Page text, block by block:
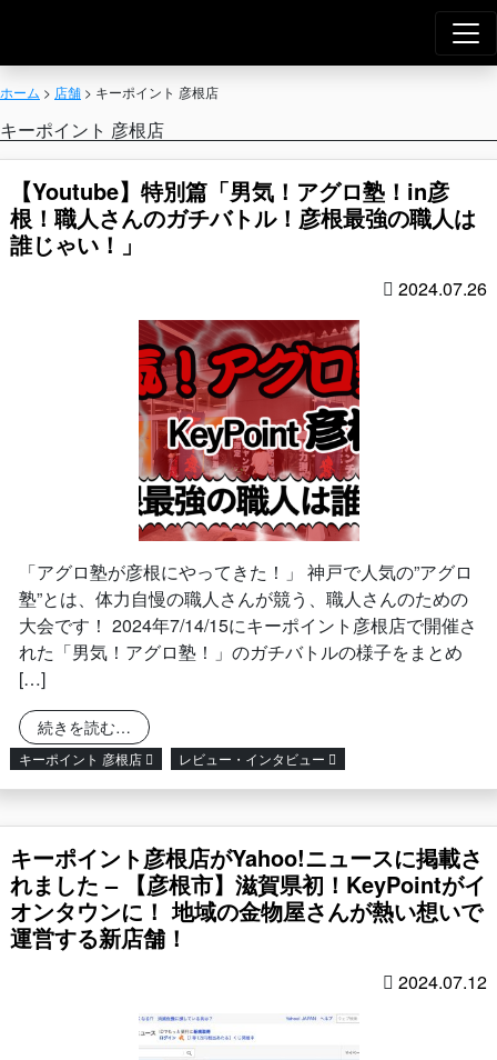
Agro Works｜ア
ホーム > 店舗 > キーポイント 彦根店
キーポイント 彦根店
【Youtube】特別篇「男気！アグロ塾！in彦
根！職人さんのガチバトル！彦根最強の職人は
誰じゃい！」
2024.07.26
「アグロ塾が彦根にやってきた！」 神戸で人気の”アグロ
塾”とは、体力自慢の職人さんが競う、職人さんのための
大会です！ 2024年7/14/15にキーポイント彦根店で開催さ
れた「男気！アグロ塾！」のガチバトルの様子をまとめ
[…]
続きを読む… from 【Youtube】特別篇「男気！アグロ塾！in彦
キーポイント 彦根店 レビュー・インタビュー
キーポイント彦根店がYahoo!ニュースに掲載さ
れました – 【彦根市】滋賀県初！KeyPointがイ
オンタウンに！ 地域の金物屋さんが熱い想いで
運営する新店舗！
2024.07.12